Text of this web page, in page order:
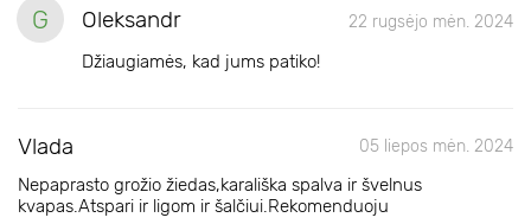
G Oleksandr 22 rugsėjo mėn. 2024
Džiaugiamės, kad jums patiko!
Vlada 05 liepos mėn. 2024
Nepaprasto grožio žiedas,karališka spalva ir švelnus
kvapas.Atspari ir ligom ir šalčiui.Rekomenduoju